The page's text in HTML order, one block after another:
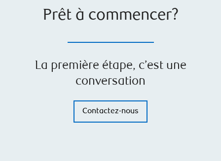
Prêt à commencer?
La première étape, c’est une
conversation
Contactez-nous